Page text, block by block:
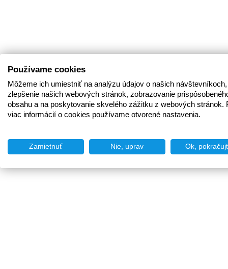
Používame cookies
Môžeme ich umiestniť na analýzu údajov o našich
zlepšenie našich webových stránok, zobrazovanie
obsahu a na poskytovanie skvelého zážitku z webových stránok.
viac informácií o cookies používame otvorené nastavenia.
Zamietnuť Nie, uprav Ok,